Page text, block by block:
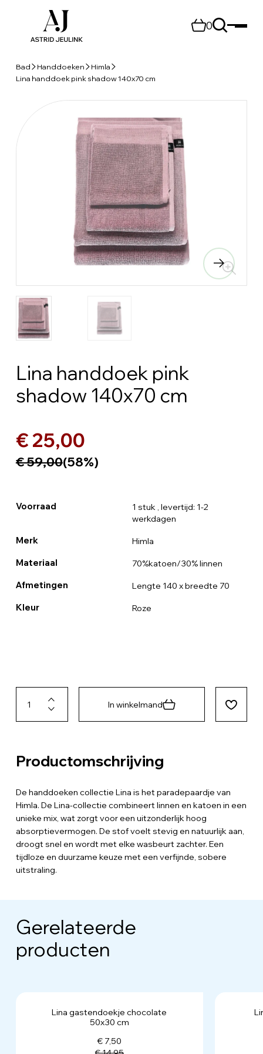
0
Bad Handdoeken
Himla
Lina handdoek pink shadow 140x70 cm
Lina handdoek pink
shadow 140x70 cm
€ 25,00
€ 59,00(58%)
Voorraad 1 stuk , levertijd: 1-2
werkdagen
Merk Himla
Materiaal 70%katoen/30% linnen
Afmetingen Lengte 140 x breedte 70
Kleur Roze
In winkelmand
Productomschrijving
De handdoeken collectie Lina is het paradepaardje van
Himla. De Lina-collectie combineert linnen en katoen in een
unieke mix, wat zorgt voor een uitzonderlijk hoog
absorptievermogen. De stof voelt stevig en natuurlijk aan,
droogt snel en wordt met elke wasbeurt zachter. Een
tijdloze en duurzame keuze met een verfijnde, sobere
uitstraling.
Gerelateerde
producten
Lina gastendoekje chocolate
50x30 cm
€ 7,50